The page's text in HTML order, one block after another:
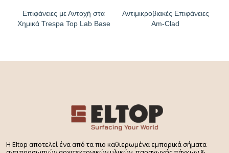
Επιφάνειες με Αντοχή στα
Χημικά Trespa Top Lab Base
Αντιμικροβιακές Επιφάνειες
Am-Clad
H Eltop αποτελεί ένα από τα πιο καθιερωμένα εμπορικά σήματα